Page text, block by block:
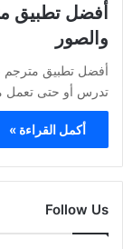
أفضل تطبيق
والصور
أفضل تطبيق مترجم
تدرس أو حتى تعمل
أكمل القراءة »
Follow Us